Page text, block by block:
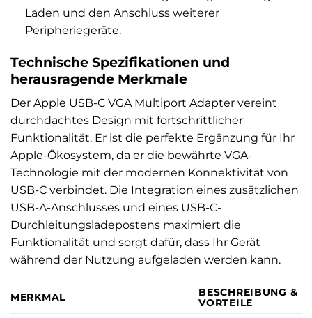
Laden und den Anschluss weiterer
Peripheriegeräte.
Technische Spezifikationen und
herausragende Merkmale
Der Apple USB-C VGA Multiport Adapter vereint
durchdachtes Design mit fortschrittlicher
Funktionalität. Er ist die perfekte Ergänzung für Ihr
Apple-Ökosystem, da er die bewährte VGA-
Technologie mit der modernen Konnektivität von
USB-C verbindet. Die Integration eines zusätzlichen
USB-A-Anschlusses und eines USB-C-
Durchleitungsladepostens maximiert die
Funktionalität und sorgt dafür, dass Ihr Gerät
während der Nutzung aufgeladen werden kann.
MERKMAL
BESCHREIBUNG &
VORTEILE